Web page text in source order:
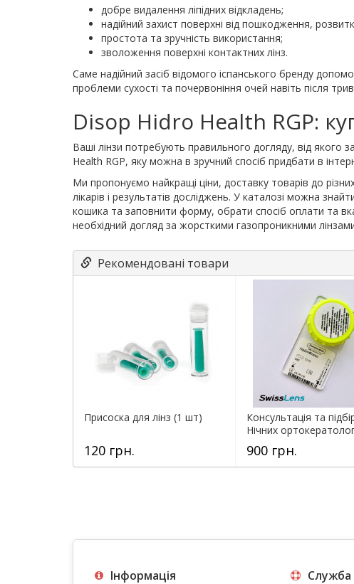
добре видалення ліпідних відкладень;
надійний захист поверхні від пошкодження,
простота та зручність використання;
зволоження поверхні контактних лінз.
Саме надійний засіб відомого іспанського бренду
проблеми сухості та почервоніння очей навіть після
Disop Hidro Health RGP:
Ваші лінзи потребують правильного догляду, від якого
Health RGP, яку можна в зручний спосіб придбати в
Ми пропонуємо найкращі ціни, доставку товарів до
лікарів і результатів досліджень. У каталозі можна
кошика та заповнити форму, обрати спосіб оплати та
необхідний догляд за жорсткими газопроникними
Рекомендовані товари
Присоска для лінз (1 шт)
120 грн.
Консультація та
Нічних
900 грн.
Інформація Служба